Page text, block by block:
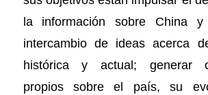
la información sobre China y
intercambio de ideas acerca
histórica y actual; generar
propios sobre el país, su